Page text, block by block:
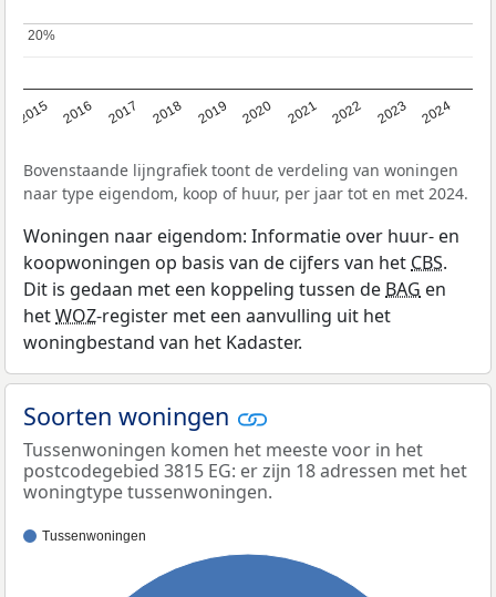
2015 2016 2017 2018 2019 2020 2021 2022 2023 2024
20%
20%
Bovenstaande lijngrafiek toont de verdeling van woningen
naar type eigendom, koop of huur, per jaar tot en met 2024.
Woningen naar eigendom: Informatie over huur- en
koopwoningen op basis van de cijfers van het CBS.
Dit is gedaan met een koppeling tussen de BAG en
hetWOZ-register met een aanvulling uit het
woningbestand van het Kadaster.
Soorten woningen
Tussenwoningen komen het meeste voor in het
postcodegebied 3815 EG: er zijn 18 adressen met het
woningtype tussenwoningen.
Tussenwoningen